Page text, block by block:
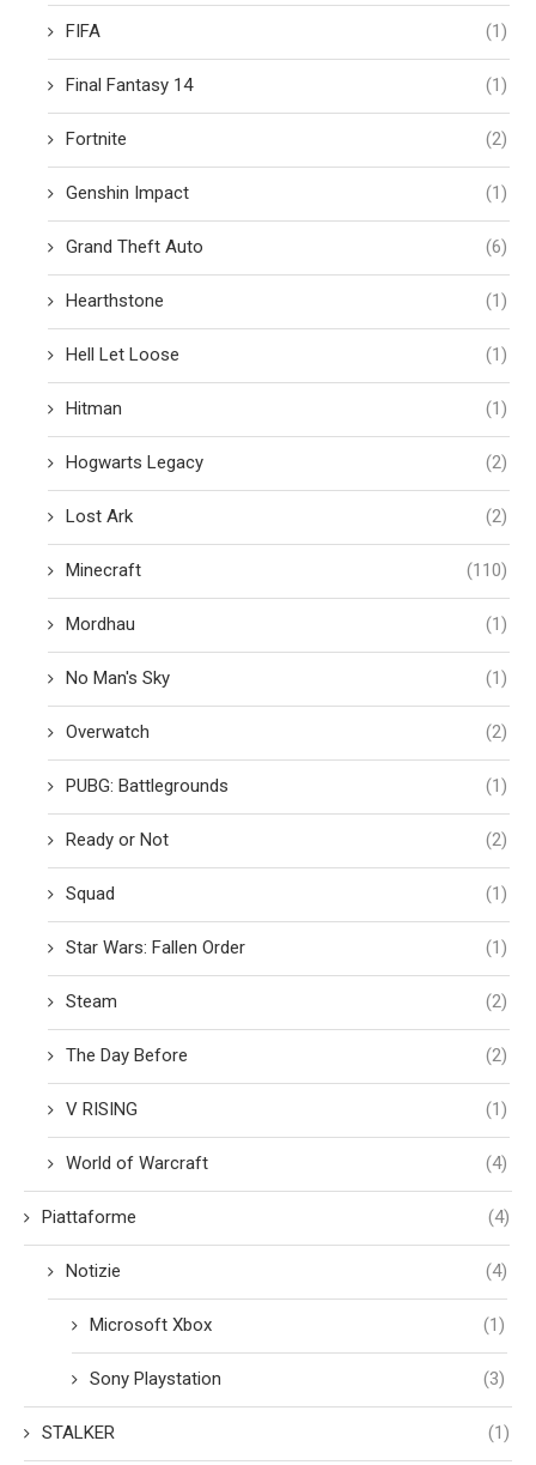
FIFA (1)
Final Fantasy 14 (1)
Fortnite (2)
Genshin Impact (1)
Grand Theft Auto (6)
Hearthstone (1)
Hell Let Loose (1)
Hitman (1)
Hogwarts Legacy (2)
Lost Ark (2)
Minecraft (110)
Mordhau (1)
No Man's Sky (1)
Overwatch (2)
PUBG: Battlegrounds (1)
Ready or Not (2)
Squad (1)
Star Wars: Fallen Order (1)
Steam (2)
The Day Before (2)
V RISING (1)
World of Warcraft (4)
Piattaforme (4)
Notizie (4)
Microsoft Xbox (1)
Sony Playstation (3)
STALKER (1)